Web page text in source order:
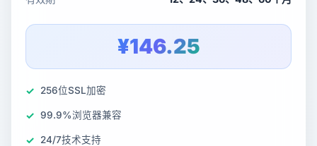
¥146.25
256位SSL加密
99.9%浏览器兼容
24/7技术支持